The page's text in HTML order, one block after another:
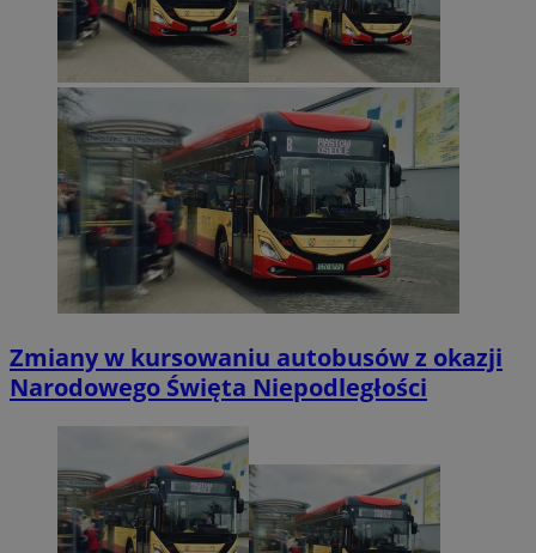
Zmiany w kursowaniu autobusów z okazji
Narodowego Święta Niepodległości